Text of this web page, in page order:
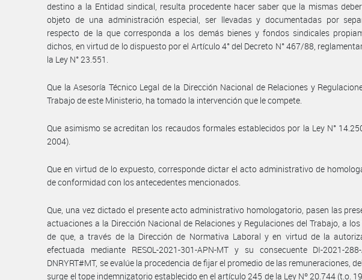
destino a la Entidad sindical, resulta procedente hacer saber que la mismas
objeto de una administración especial, ser llevadas y documentadas por
respecto de la que corresponda a los demás bienes y fondos sindicales
dichos, en virtud de lo dispuesto por el Artículo 4° del Decreto N° 467/88,
la Ley N° 23.551.
Que la Asesoría Técnico Legal de la Dirección Nacional de Relaciones y
Trabajo de este Ministerio, ha tomado la intervención que le compete.
Que asimismo se acreditan los recaudos formales establecidos por la Ley N°
2004).
Que en virtud de lo expuesto, corresponde dictar el acto administrativo de
de conformidad con los antecedentes mencionados.
Que, una vez dictado el presente acto administrativo homologatorio, pasen las
actuaciones a la Dirección Nacional de Relaciones y Regulaciones del Trabajo, a
de que, a través de la Dirección de Normativa Laboral y en virtud de la
efectuada mediante RESOL-2021-301-APN-MT y su consecuente DI-2021-288-
DNRYRT#MT, se evalúe la procedencia de fijar el promedio de las remuneraciones,
surge el tope indemnizatorio establecido en el artículo 245 de la Ley Nº 20.744 (t.o.